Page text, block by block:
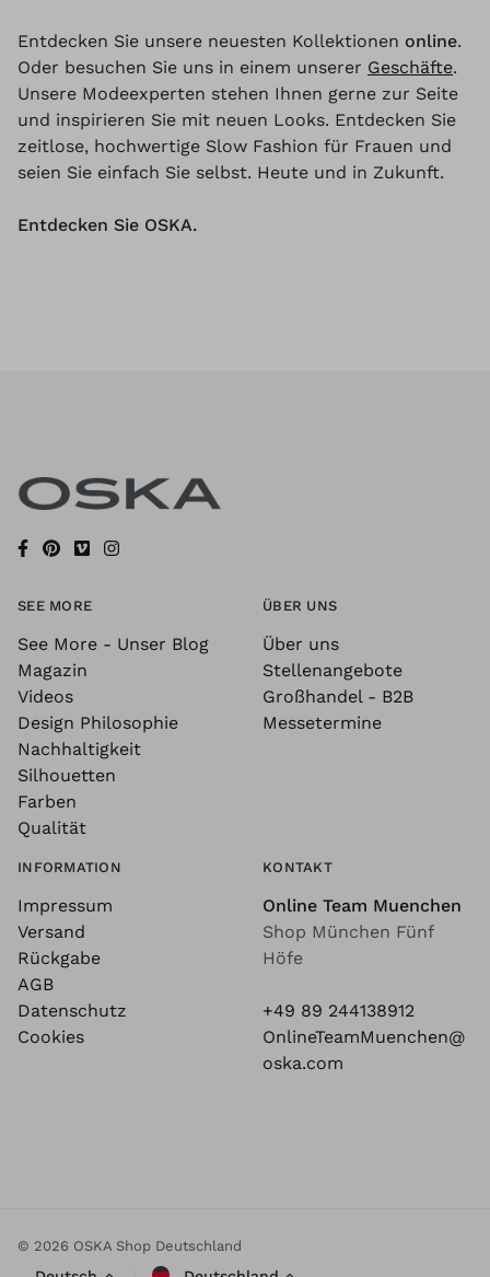
Entdecken Sie unsere neuesten Kollektionen online.
Oder besuchen Sie uns in einem unserer Geschäfte.
Unsere Modeexperten stehen Ihnen gerne zur Seite
und inspirieren Sie mit neuen Looks. Entdecken Sie
zeitlose, hochwertige Slow Fashion für Frauen und
seien Sie einfach Sie selbst. Heute und in Zukunft.
Entdecken Sie OSKA.
SEE MORE
See More - Unser Blog
Magazin
Videos
Design Philosophie
Nachhaltigkeit
Silhouetten
Farben
Qualität
ÜBER UNS
Über uns
Stellenangebote
Großhandel - B2B
Messetermine
INFORMATION
Impressum
Versand
Rückgabe
AGB
Datenschutz
Cookies
KONTAKT
Online Team Muenchen
Shop München Fünf
Höfe
+49 89 244138912
OnlineTeamMuenchen@
oska.com
© 2026 OSKA Shop Deutschland